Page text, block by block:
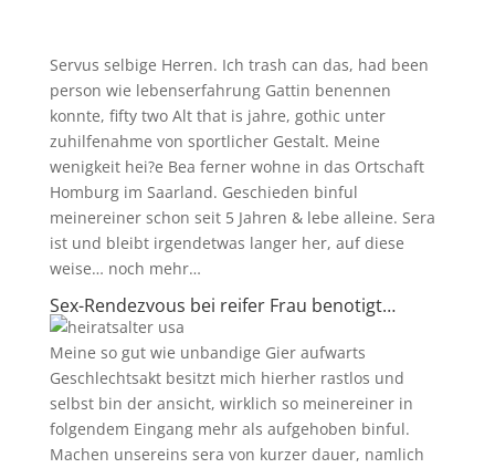
Servus selbige Herren. Ich trash can das, had been
person wie lebenserfahrung Gattin benennen
konnte, fifty two Alt that is jahre, gothic unter
zuhilfenahme von sportlicher Gestalt. Meine
wenigkeit hei?e Bea ferner wohne in das Ortschaft
Homburg im Saarland. Geschieden binful
meinereiner schon seit 5 Jahren & lebe alleine. Sera
ist und bleibt irgendetwas langer her, auf diese
weise… noch mehr…
Sex-Rendezvous bei reifer Frau benotigt…
Meine so gut wie unbandige Gier aufwarts
Geschlechtsakt besitzt mich hierher rastlos und
selbst bin der ansicht, wirklich so meinereiner in
folgendem Eingang mehr als aufgehoben binful.
Machen unsereins sera von kurzer dauer, namlich